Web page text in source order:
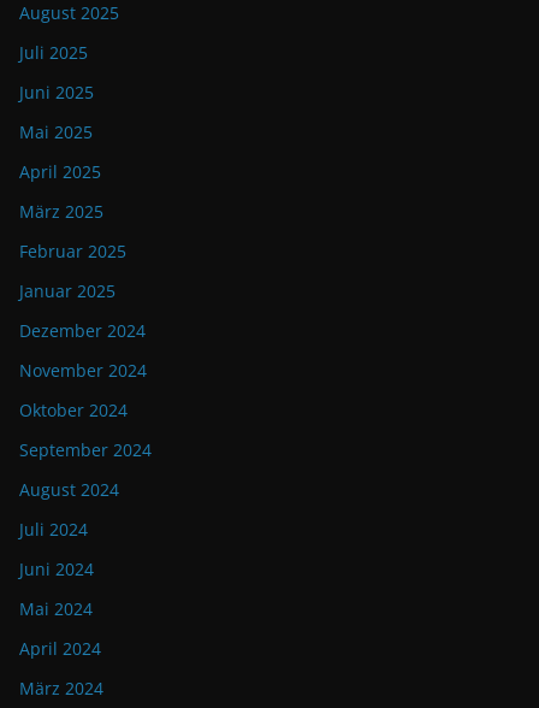
August 2025
Juli 2025
Juni 2025
Mai 2025
April 2025
März 2025
Februar 2025
Januar 2025
Dezember 2024
November 2024
Oktober 2024
September 2024
August 2024
Juli 2024
Juni 2024
Mai 2024
April 2024
März 2024